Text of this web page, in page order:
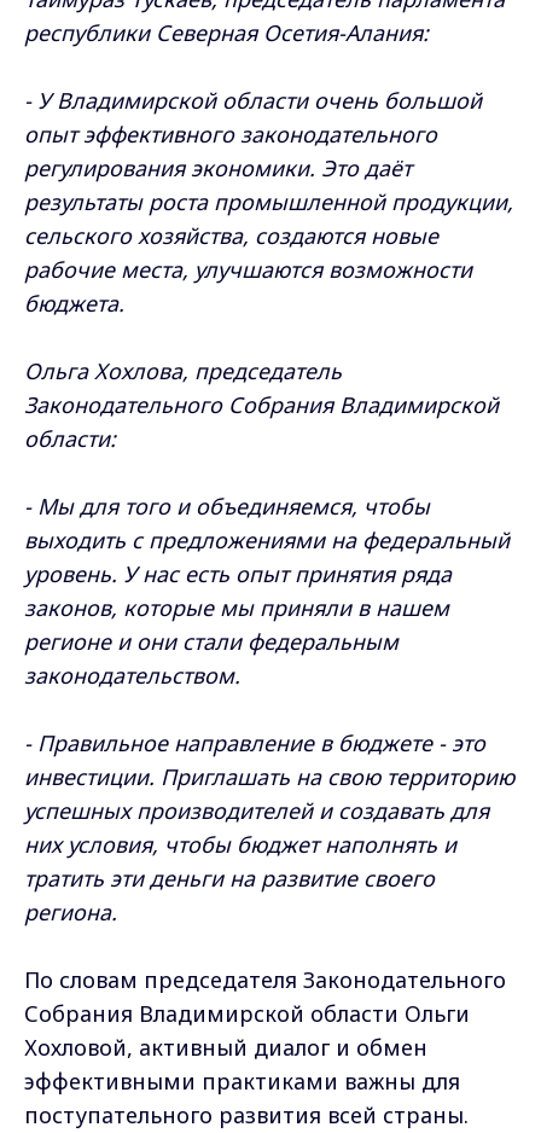
республики Северная Осетия-Алания:
- У Владимирской области очень большой
опыт эффективного законодательного
регулирования экономики. Это даёт
результаты роста промышленной продукции,
сельского хозяйства, создаются новые
рабочие места, улучшаются возможности
бюджета.
Ольга Хохлова, председатель
Законодательного Собрания Владимирской
области:
- Мы для того и объединяемся, чтобы
выходить с предложениями на федеральный
уровень. У нас есть опыт принятия ряда
законов, которые мы приняли в нашем
регионе и они стали федеральным
законодательством.
- Правильное направление в бюджете - это
инвестиции. Приглашать на свою территорию
успешных производителей и создавать для
них условия, чтобы бюджет наполнять и
тратить эти деньги на развитие своего
региона.
По словам председателя Законодательного
Собрания Владимирской области Ольги
Хохловой, активный диалог и обмен
эффективными практиками важны для
поступательного развития всей страны.